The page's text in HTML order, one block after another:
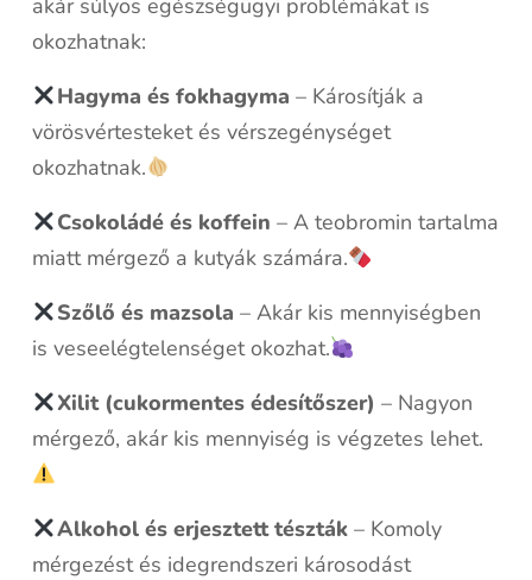
akár súlyos egészségügyi problémákat is
okozhatnak:
Hagyma és fokhagyma – Károsítják a
vörösvértesteket és vérszegénységet
okozhatnak.
Csokoládé és koffein – A teobromin tartalma
miatt mérgező a kutyák számára.
Szőlő és mazsola – Akár kis mennyiségben
is veseelégtelenséget okozhat.
Xilit (cukormentes édesítőszer) – Nagyon
mérgező, akár kis mennyiség is végzetes lehet.
Alkohol és erjesztett tészták – Komoly
mérgezést és idegrendszeri károsodást